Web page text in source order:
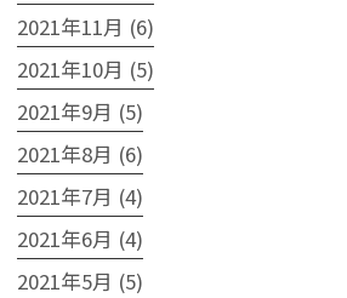
2021年11月 (6)
2021年10月 (5)
2021年9月 (5)
2021年8月 (6)
2021年7月 (4)
2021年6月 (4)
2021年5月 (5)